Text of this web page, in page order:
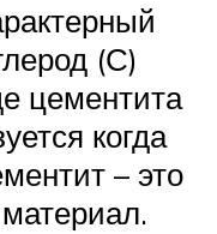
(С)
цементита
когда
– это